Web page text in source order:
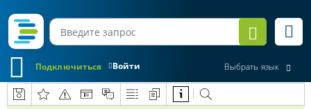
Войти
Подключиться Выбрать язык